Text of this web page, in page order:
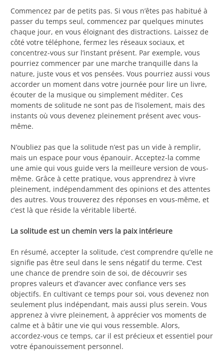
Commencez par de petits pas. Si vous n’êtes pas habitué à
passer du temps seul, commencez par quelques minutes
chaque jour, en vous éloignant des distractions. Laissez de
côté votre téléphone, fermez les réseaux sociaux, et
concentrez-vous sur l’instant présent. Par exemple, vous
pourriez commencer par une marche tranquille dans la
nature, juste vous et vos pensées. Vous pourriez aussi vous
accorder un moment dans votre journée pour lire un livre,
écouter de la musique ou simplement méditer. Ces
moments de solitude ne sont pas de l’isolement, mais des
instants où vous devenez pleinement présent avec vous-
même.
N’oubliez pas que la solitude n’est pas un vide à remplir,
mais un espace pour vous épanouir. Acceptez-la comme
une amie qui vous guide vers la meilleure version de vous-
même. Grâce à cette pratique, vous apprendrez à vivre
pleinement, indépendamment des opinions et des attentes
des autres. Vous trouverez des réponses en vous-même, et
c’est là que réside la véritable liberté.
La solitude est un chemin vers la paix intérieure
En résumé, accepter la solitude, c’est comprendre qu’elle ne
signifie pas être seul dans le sens négatif du terme. C’est
une chance de prendre soin de soi, de découvrir ses
propres valeurs et d’avancer avec confiance vers ses
objectifs. En cultivant ce temps pour soi, vous devenez non
seulement plus indépendant, mais aussi plus serein. Vous
apprenez à vivre pleinement, à apprécier vos moments de
calme et à bâtir une vie qui vous ressemble. Alors,
accordez-vous ce temps, car il est précieux et essentiel pour
votre épanouissement personnel.